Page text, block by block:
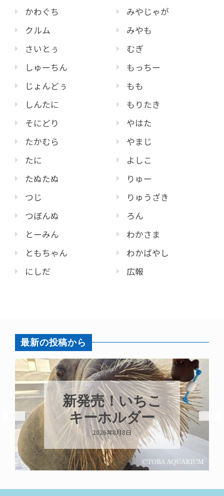
かわぐち
クルム
さいとぅ
しゅーちん
じょんどぅ
しんたに
そにどり
たかむら
たに
たぬたぬ
つじ
つぼんぬ
とーみん
ともちゃん
にしだ
みやじゃが
みやも
むぎ
もっちー
もも
もりたき
やはた
やまじ
よしこ
りゅー
りゅうざき
ろん
わかさま
わかばやし
広報
最新の投稿から
新発売！いちこ
キーホルダー
2026年8月8日